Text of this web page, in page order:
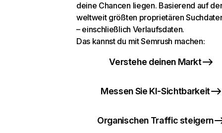
deine Chancen liegen. Basierend auf
weltweit größten proprietären
– einschließlich Verlaufsdaten.
Das kannst du mit Semrush machen:
Verstehe deinen Markt
Messen Sie KI-Sichtbarkeit
Organischen Traffic steigern